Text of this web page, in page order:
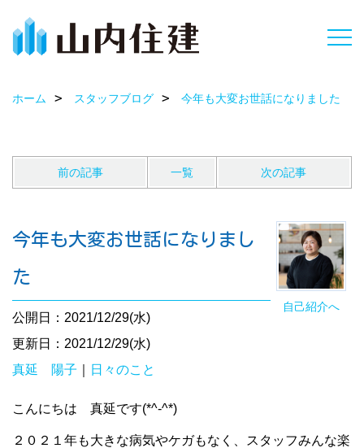
ホーム スタッフブログ 今年も大変お世話になりました
前の記事 一覧 次の記事
自己紹介へ
今年も大変お世話になりまし
た
公開日：2021/12/29(水)
更新日：2021/12/29(水)
真延 陽子
日々のこと
こんにちは 真延です(*^-^*)
２０２１年も大きな病気やケガもなく、スタッフみんな楽